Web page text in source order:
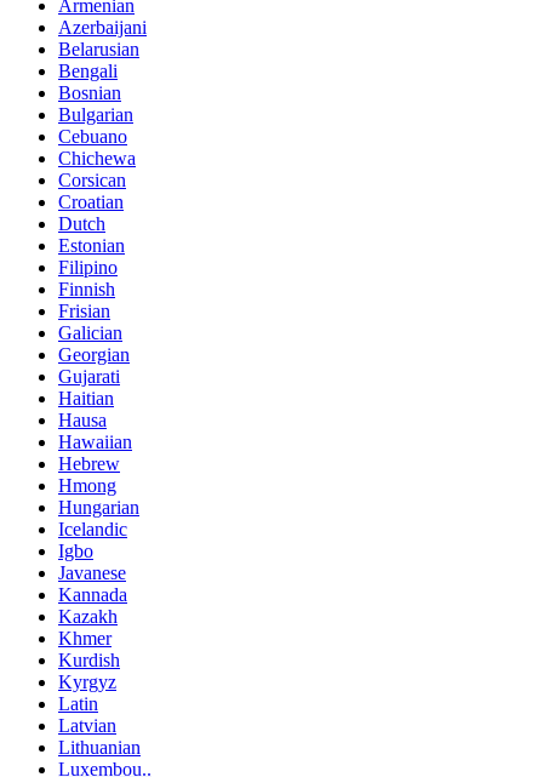
Armenian
Azerbaijani
Belarusian
Bengali
Bosnian
Bulgarian
Cebuano
Chichewa
Corsican
Croatian
Dutch
Estonian
Filipino
Finnish
Frisian
Galician
Georgian
Gujarati
Haitian
Hausa
Hawaiian
Hebrew
Hmong
Hungarian
Icelandic
Igbo
Javanese
Kannada
Kazakh
Khmer
Kurdish
Kyrgyz
Latin
Latvian
Lithuanian
Luxembou..